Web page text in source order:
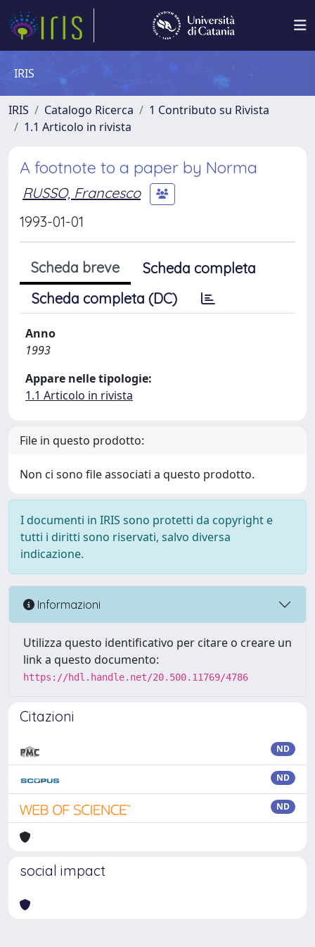
IRIS
IRIS Catalogo Ricerca
1 Contributo su Rivista
1.1 Articolo in rivista
A footnote to a paper by Norma
RUSSO, Francesco
1993-01-01
Scheda breve
Scheda completa
Scheda completa (DC)
Anno
1993
Appare nelle tipologie:
1.1 Articolo in rivista
File in questo prodotto:
Non ci sono file associati a questo prodotto.
I documenti in IRIS sono protetti da copyright e
tutti i diritti sono riservati, salvo diversa
indicazione.
Informazioni
Utilizza questo identificativo per citare o creare un
link a questo documento:
https://hdl.handle.net/20.500.11769/4786
Citazioni
ND
ND
ND
social impact